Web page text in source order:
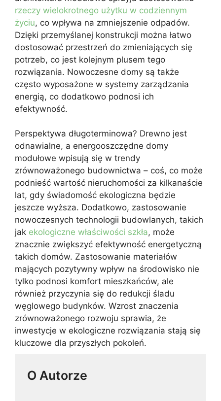
rzeczy wielokrotnego użytku w codziennym
życiu, co wpływa na zmniejszenie odpadów.
Dzięki przemyślanej konstrukcji można łatwo
dostosować przestrzeń do zmieniających się
potrzeb, co jest kolejnym plusem tego
rozwiązania. Nowoczesne domy są także
często wyposażone w systemy zarządzania
energią, co dodatkowo podnosi ich
efektywność.
Perspektywa długoterminowa? Drewno jest
odnawialne, a energooszczędne domy
modułowe wpisują się w trendy
zrównoważonego budownictwa – coś, co może
podnieść wartość nieruchomości za kilkanaście
lat, gdy świadomość ekologiczna będzie
jeszcze wyższa. Dodatkowo, zastosowanie
nowoczesnych technologii budowlanych, takich
jak ekologiczne właściwości szkła, może
znacznie zwiększyć efektywność energetyczną
takich domów. Zastosowanie materiałów
mających pozytywny wpływ na środowisko nie
tylko podnosi komfort mieszkańców, ale
również przyczynia się do redukcji śladu
węglowego budynków. Wzrost znaczenia
zrównoważonego rozwoju sprawia, że
inwestycje w ekologiczne rozwiązania stają się
kluczowe dla przyszłych pokoleń.
O Autorze